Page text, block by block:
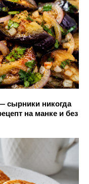
сырники никогда
на манке и без